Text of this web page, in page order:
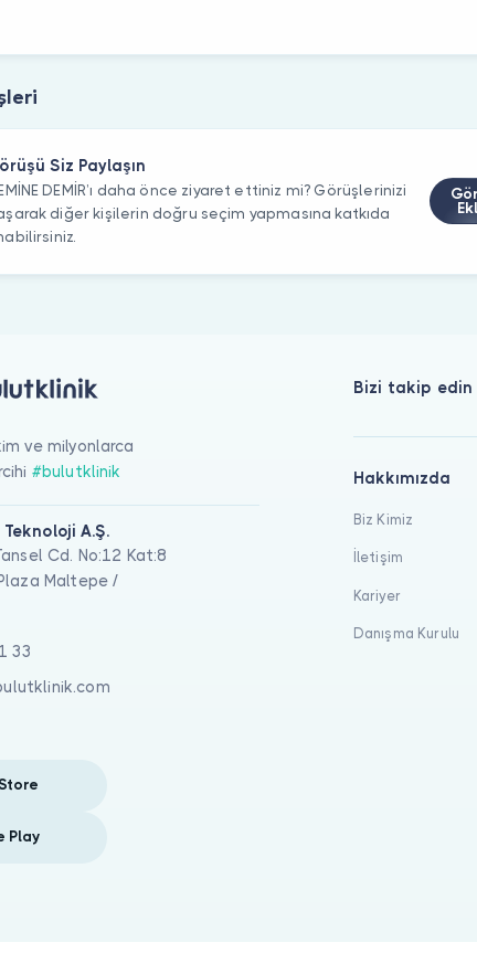
Siz Paylaşın
EMİNE DEMİR’ı daha önce ziyaret ettiniz mi? Görüşlerinizi
diğer kişilerin doğru seçim yapmasına katkıda
ve milyonlarca
#bulutklinik
A.Ş.
Cd. No:12 Kat:8
Maltepe /
33
Play
Bizi takip edin
Hakkımızda
Biz Kimiz
İletişim
Kariyer
Danışma Kurulu